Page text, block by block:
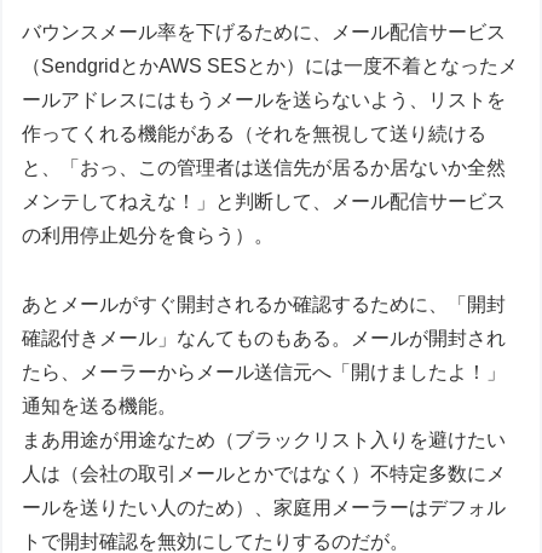
バウンスメール率を下げるために、メール配信サービス
（SendgridとかAWS SESとか）には一度不着となったメ
ールアドレスにはもうメールを送らないよう、リストを
作ってくれる機能がある（それを無視して送り続ける
と、「おっ、この管理者は送信先が居るか居ないか全然
メンテしてねえな！」と判断して、メール配信サービス
の利用停止処分を食らう）。
あとメールがすぐ開封されるか確認するために、「開封
確認付きメール」なんてものもある。メールが開封され
たら、メーラーからメール送信元へ「開けましたよ！」
通知を送る機能。
まあ用途が用途なため（ブラックリスト入りを避けたい
人は（会社の取引メールとかではなく）不特定多数にメ
ールを送りたい人のため）、家庭用メーラーはデフォル
トで開封確認を無効にしてたりするのだが。